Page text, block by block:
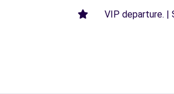
VIP departure.